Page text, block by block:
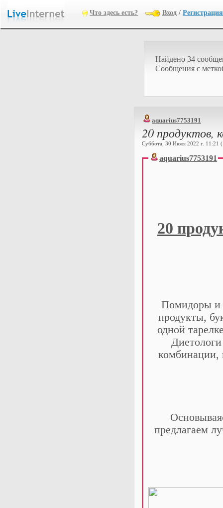
Что здесь есть? Вход / Регистрация
Найдено 34
Cообщения с
aquarius7753191
20 продуктов,
Суббота, 30 Июля 2022 г. 11:21 (
aquarius7753191
20
Помидоры и
продукты,
одной
комбинации,
предлагаем